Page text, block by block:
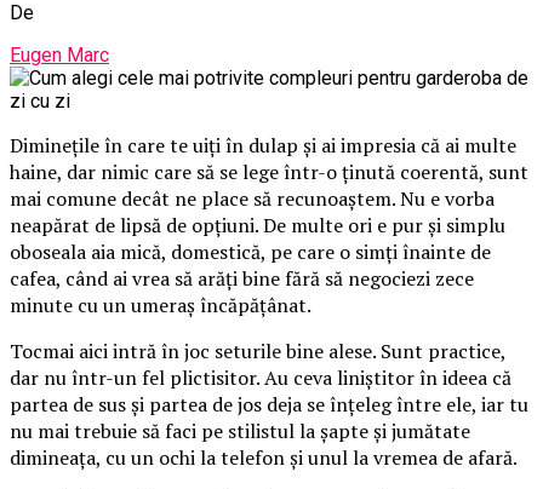
De
Eugen Marc
Diminețile în care te uiți în dulap și ai impresia că ai multe
haine, dar nimic care să se lege într-o ținută coerentă, sunt
mai comune decât ne place să recunoaștem. Nu e vorba
neapărat de lipsă de opțiuni. De multe ori e pur și simplu
oboseala aia mică, domestică, pe care o simți înainte de
cafea, când ai vrea să arăți bine fără să negociezi zece
minute cu un umeraș încăpățânat.
Tocmai aici intră în joc seturile bine alese. Sunt practice,
dar nu într-un fel plictisitor. Au ceva liniștitor în ideea că
partea de sus și partea de jos deja se înțeleg între ele, iar tu
nu mai trebuie să faci pe stilistul la șapte și jumătate
dimineața, cu un ochi la telefon și unul la vremea de afară.